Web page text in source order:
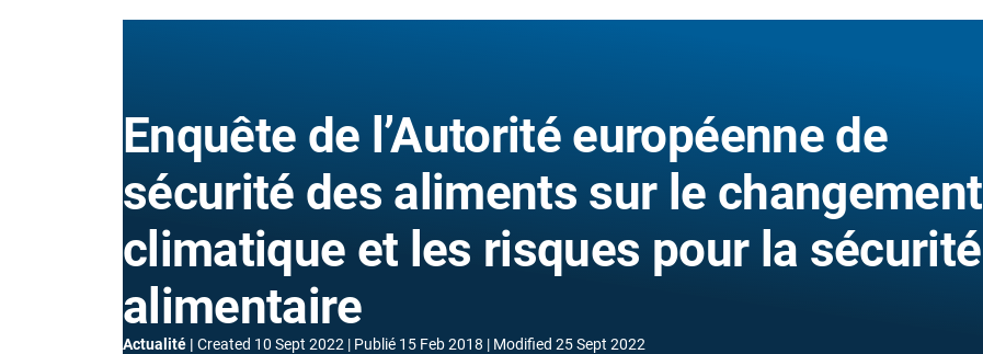
Enquête de l’Autorité européenne de
sécurité des aliments sur le changement
climatique et les risques pour la sécurité
alimentaire
Actualité Created 10 Sept 2022 Publié 15 Feb 2018 Modified 25 Sept 2022